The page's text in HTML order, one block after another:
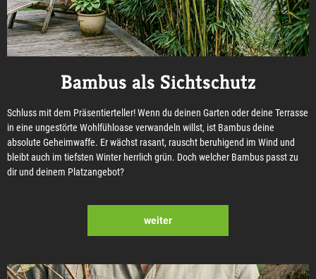
Bambus als Sichtschutz
Schluss mit dem Präsentierteller! Wenn du deinen Garten oder deine Terrasse
in eine ungestörte Wohlfühloase verwandeln willst, ist Bambus deine
absolute Geheimwaffe. Er wächst rasant, rauscht beruhigend im Wind und
bleibt auch im tiefsten Winter herrlich grün. Doch welcher Bambus passt zu
dir und deinem Platzangebot?
weiter